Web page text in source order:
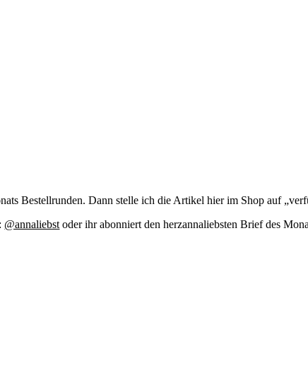
Bestell­run­den. Dann stel­le ich die Arti­kel hier im Shop auf
@annaliebst oder ihr abon­niert den her­zan­na­liebs­ten Brief des